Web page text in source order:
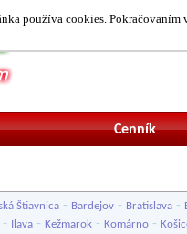
používa cookies.
Cenník
Štiavnica - Bardejov - Bratislava -
- Ilava - Kežmarok - Komárno -